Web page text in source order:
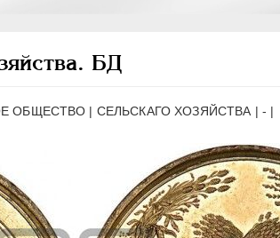
БД
ОБЩЕСТВО | СЕЛЬСКАГО ХОЗЯЙСТВА | - |